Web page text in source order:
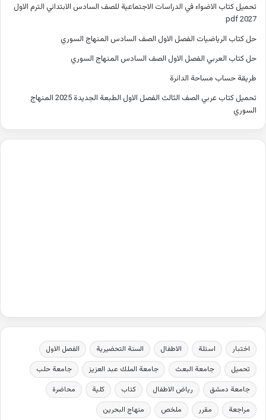
تحميل كتاب الاضواء في الدراسات الاجتماعية للصف السادس الابتدائي الترم الاول
2027 pdf
حل كتاب الرياضيات الفصل الاول الصف السادس المنهاج السوري
حل كتاب العربي الفصل الاول الصف السادس المنهاج السوري
طريقة حساب مساحة الدائرة
تحميل كتاب عربي الصف الثالث الفصل الاول الطبعة الجديدة 2025 المنهاج
السوري
اختبار اسئلة الاطفال السنة التحضيرية
الفصل الاول
تحميل
جامعة البعث جامعة الملك عبد العزيز
جامعة حلب
جامعة دمشق
رياض الاطفال كتاب كلية
محاضرة
مراجعة
مقرر ملخص منهاج البحرين